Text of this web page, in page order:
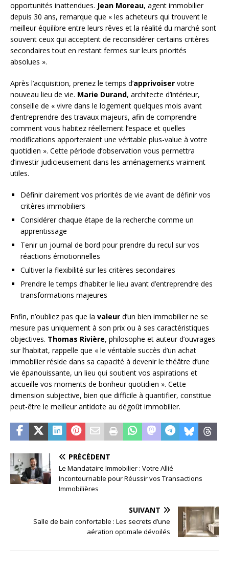
opportunités inattendues. Jean Moreau, agent immobilier
depuis 30 ans, remarque que « les acheteurs qui trouvent le
meilleur équilibre entre leurs rêves et la réalité du marché sont
souvent ceux qui acceptent de reconsidérer certains critères
secondaires tout en restant fermes sur leurs priorités
absolues ».
Après l’acquisition, prenez le temps d’apprivoiser votre
nouveau lieu de vie. Marie Durand, architecte d’intérieur,
conseille de « vivre dans le logement quelques mois avant
d’entreprendre des travaux majeurs, afin de comprendre
comment vous habitez réellement l’espace et quelles
modifications apporteraient une véritable plus-value à votre
quotidien ». Cette période d’observation vous permettra
d’investir judicieusement dans les aménagements vraiment
utiles.
Définir clairement vos priorités de vie avant de définir vos
critères immobiliers
Considérer chaque étape de la recherche comme un
apprentissage
Tenir un journal de bord pour prendre du recul sur vos
réactions émotionnelles
Cultiver la flexibilité sur les critères secondaires
Prendre le temps d’habiter le lieu avant d’entreprendre des
transformations majeures
Enfin, n’oubliez pas que la valeur d’un bien immobilier ne se
mesure pas uniquement à son prix ou à ses caractéristiques
objectives. Thomas Rivière, philosophe et auteur d’ouvrages
sur l’habitat, rappelle que « le véritable succès d’un achat
immobilier réside dans sa capacité à devenir le théâtre d’une
vie épanouissante, un lieu qui soutient vos aspirations et
accueille vos moments de bonheur quotidien ». Cette
dimension subjective, bien que difficile à quantifier, constitue
peut-être le meilleur antidote au dégoût immobilier.
PRÉCÉDENT
Le Mandataire Immobilier : Votre Allié
Incontournable pour Réussir vos Transactions
Immobilières
SUIVANT
Salle de bain confortable : Les secrets d’une
aération optimale dévoilés